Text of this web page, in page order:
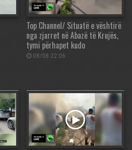
Top Channel/ Situatë e vështirë
nga zjarret në Abazë të Krujës,
tymi përhapet kudo
08/08 22:06